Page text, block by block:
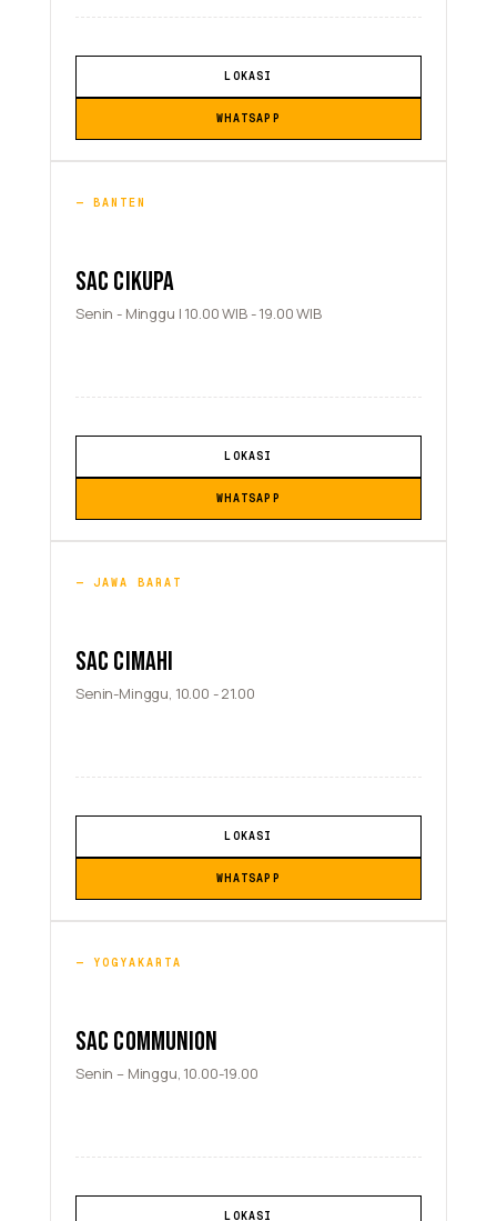
LOKASI
WHATSAPP
BANTEN
SAC CIKUPA
Senin - Minggu | 10.00 WIB - 19.00 WIB
LOKASI
WHATSAPP
JAWA BARAT
SAC CIMAHI
Senin-Minggu, 10.00 - 21.00
LOKASI
WHATSAPP
YOGYAKARTA
SAC COMMUNION
Senin – Minggu, 10.00-19.00
LOKASI